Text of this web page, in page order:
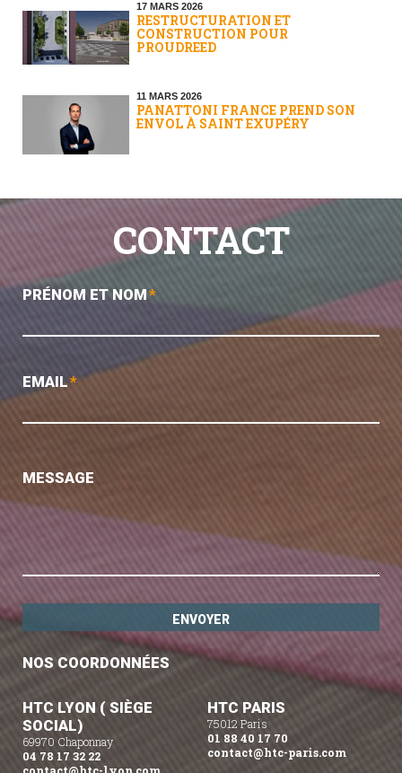
17 MARS 2026
RESTRUCTURATION ET
CONSTRUCTION POUR
PROUDREED
11 MARS 2026
PANATTONI FRANCE PREND SON
ENVOL À SAINT EXUPÉRY
CONTACT
PRÉNOM ET NOM*
EMAIL*
MESSAGE
NOS COORDONNÉES
HTC LYON ( SIÈGE
SOCIAL)
69970 Chaponnay
04 78 17 32 22
HTC PARIS
75012 Paris
01 88 40 17 70
contact@htc-paris.com